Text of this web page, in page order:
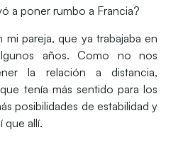
a poner rumbo a Francia?
pareja, que ya trabajaba en
años. Como no nos
la relación a distancia,
tenía más sentido para los
posibilidades de estabilidad y
que allí.